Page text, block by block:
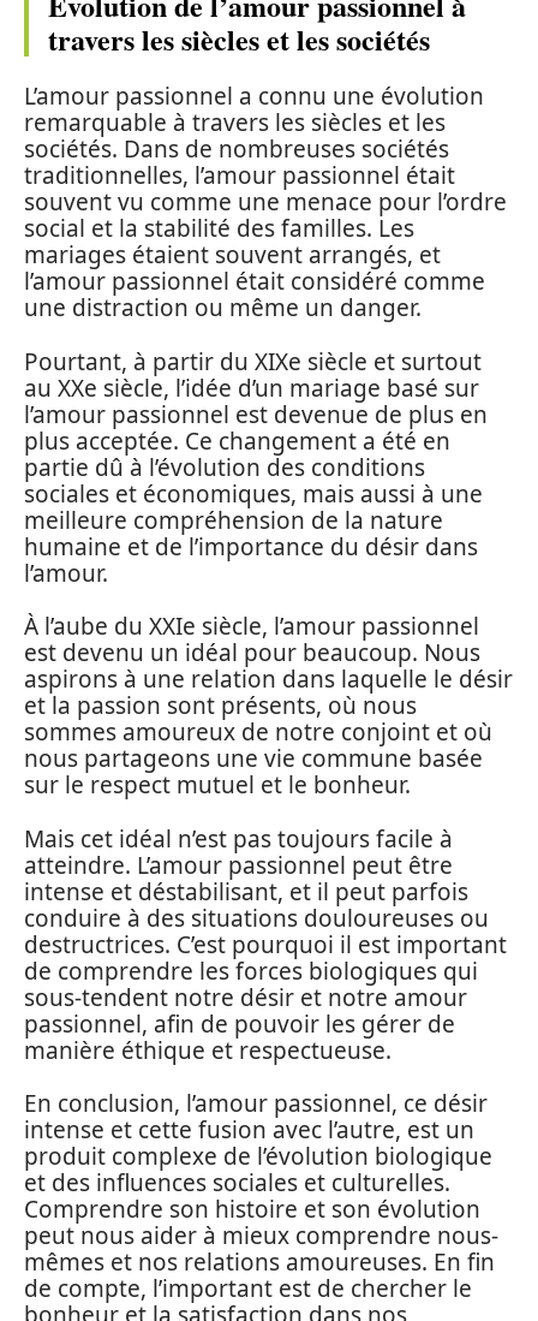
travers les siècles et les sociétés
L’amour passionnel a connu une évolution
remarquable à travers les siècles et les
sociétés. Dans de nombreuses sociétés
traditionnelles, l’amour passionnel était
souvent vu comme une menace pour l’ordre
social et la stabilité des familles. Les
mariages étaient souvent arrangés, et
l’amour passionnel était considéré comme
une distraction ou même un danger.
Pourtant, à partir du XIXe siècle et surtout
au XXe siècle, l’idée d’un mariage basé sur
l’amour passionnel est devenue de plus en
plus acceptée. Ce changement a été en
partie dû à l’évolution des conditions
sociales et économiques, mais aussi à une
meilleure compréhension de la nature
humaine et de l’importance du désir dans
l’amour.
À l’aube du XXIe siècle, l’amour passionnel
est devenu un idéal pour beaucoup. Nous
aspirons à une relation dans laquelle le désir
et la passion sont présents, où nous
sommes amoureux de notre conjoint et où
nous partageons une vie commune basée
sur le respect mutuel et le bonheur.
Mais cet idéal n’est pas toujours facile à
atteindre. L’amour passionnel peut être
intense et déstabilisant, et il peut parfois
conduire à des situations douloureuses ou
destructrices. C’est pourquoi il est important
de comprendre les forces biologiques qui
sous-tendent notre désir et notre amour
passionnel, afin de pouvoir les gérer de
manière éthique et respectueuse.
En conclusion, l’amour passionnel, ce désir
intense et cette fusion avec l’autre, est un
produit complexe de l’évolution biologique
et des influences sociales et culturelles.
Comprendre son histoire et son évolution
peut nous aider à mieux comprendre nous-
mêmes et nos relations amoureuses. En fin
de compte, l’important est de chercher le